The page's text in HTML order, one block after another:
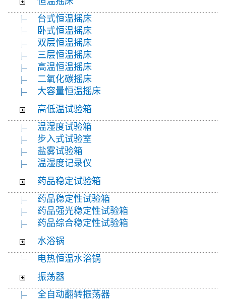
台式恒温摇床
卧式恒温摇床
双层恒温摇床
三层恒温摇床
高温恒温摇床
二氧化碳摇床
大容量恒温摇床
高低温试验箱
温湿度试验箱
步入式试验室
盐雾试验箱
温湿度记录仪
药品稳定试验箱
药品稳定性试验箱
药品强光稳定性试验箱
药品综合稳定性试验箱
水浴锅
电热恒温水浴锅
振荡器
全自动翻转振荡器